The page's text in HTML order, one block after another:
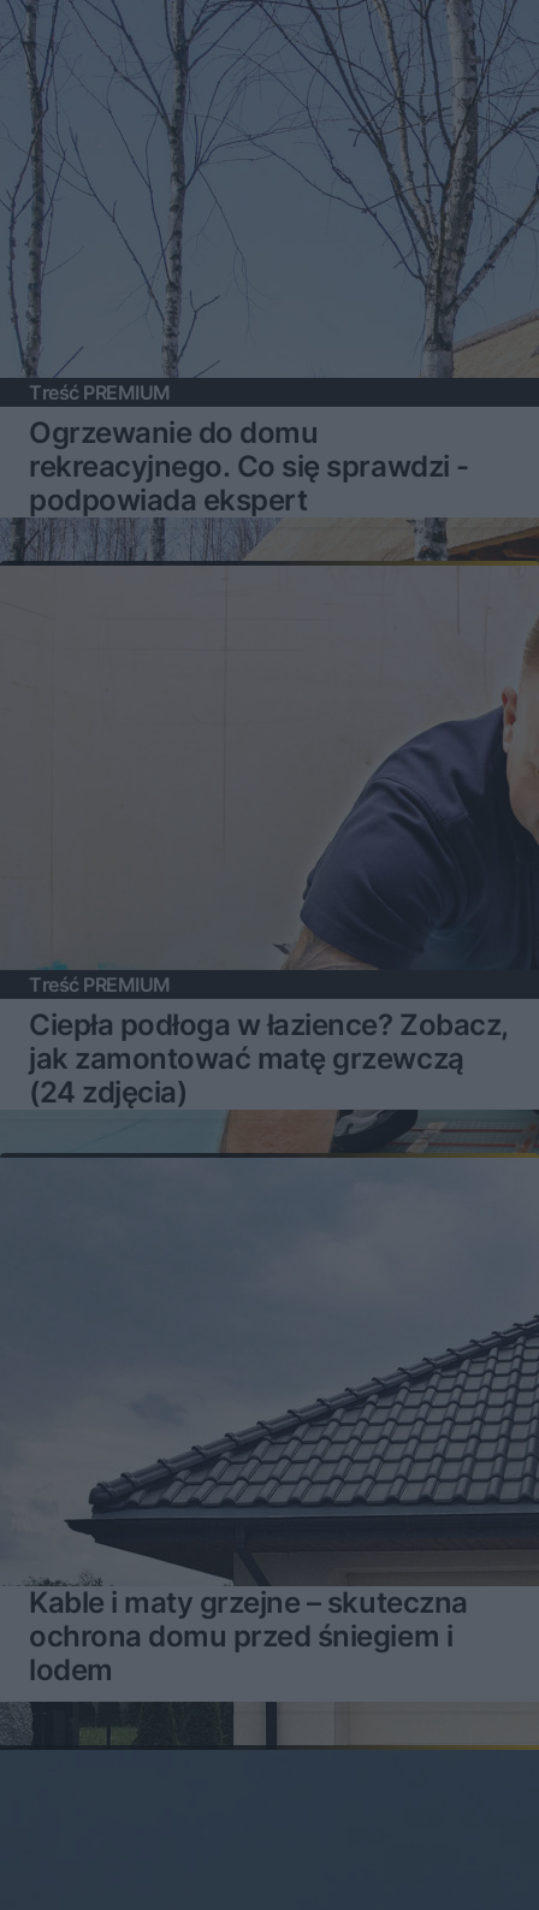
Treść PREMIUM
Ogrzewanie do domu
rekreacyjnego. Co się sprawdzi -
podpowiada ekspert
Treść PREMIUM
Ciepła podłoga w łazience? Zobacz,
jak zamontować matę grzewczą
(24 zdjęcia)
Kable i maty grzejne – skuteczna
ochrona domu przed śniegiem i
lodem